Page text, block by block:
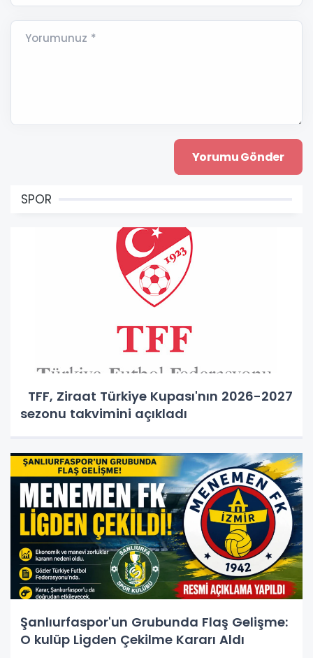
Yorumunuz *
SPOR
TFF, Ziraat Türkiye Kupası'nın 2026-2027
sezonu takvimini açıkladı
Şanlıurfaspor'un Grubunda Flaş Gelişme:
O kulüp Ligden Çekilme Kararı Aldı